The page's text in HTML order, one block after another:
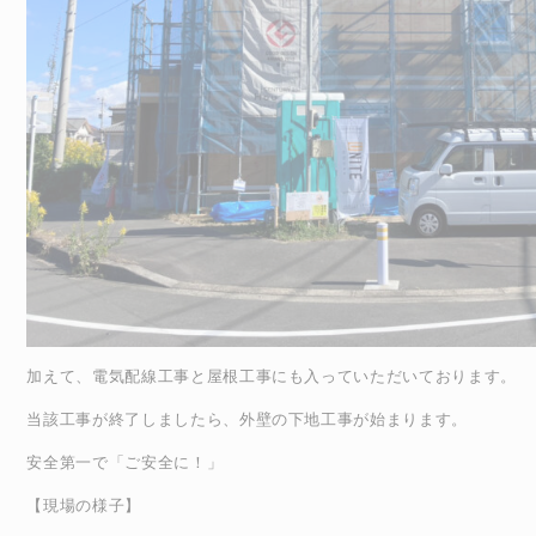
加えて、電気配線工事と屋根工事にも入っていただいております。
当該工事が終了しましたら、外壁の下地工事が始まります。
安全第一で「ご安全に！」
【現場の様子】